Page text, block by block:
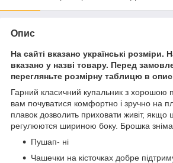
Опис
На сайті вказано українські розміри.
вказано у назві товару. Перед
перегляньте розмірну таблицю в
Гарний класичний купальник з
вам почуватися комфортно і зручно на
плавок дозволить приховати живіт, якщо
регулюются шириною боку. Брошка
Пушап- ні
Чашечки на кісточках добре